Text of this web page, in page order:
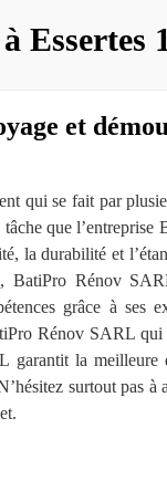
Essertes
et
qui se fait par
que
la durabilité et
Rénov
grâce à ses
Rénov SARL qui
garantit la meilleure
surtout pas